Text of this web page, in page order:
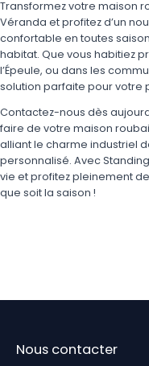
Transformez votre maison
Véranda et profitez d’un
confortable en toutes
habitat. Que vous habitiez
l’Épeule, ou dans les
solution parfaite pour votre
Contactez-nous dès
faire de votre maison
alliant le charme industriel
personnalisé. Avec
vie et profitez pleinement
que soit la saison !
Nous contacter